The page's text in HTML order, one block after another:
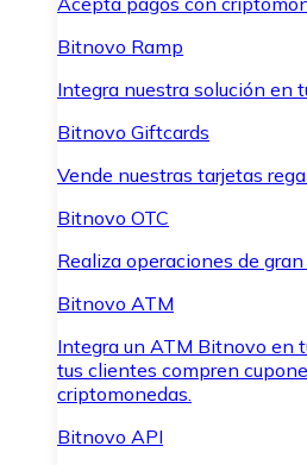
Bitnovo Ramp
Integra nuestra solución en
Bitnovo Giftcards
Vende nuestras tarjetas
Bitnovo OTC
Realiza operaciones de
Bitnovo ATM
Integra un ATM Bitnovo en
tus clientes compren
criptomonedas.
Bitnovo API